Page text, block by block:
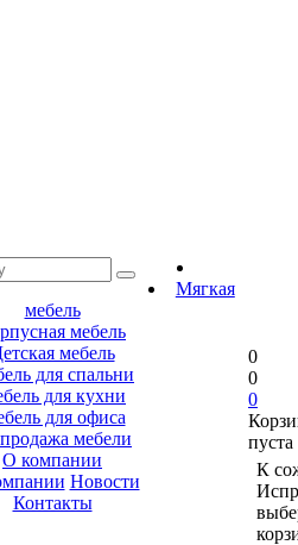
Мягкая
мебель
мебель
мебель
для спальни
для кухни
для офиса
мебели
О компании
Новости
Контакты
0
0
0
пуста
К